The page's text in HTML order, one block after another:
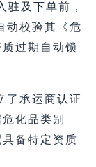
驻及下单前，
动校验其《危
过期自动锁
了承运商认证
化品类别
具备特定资质